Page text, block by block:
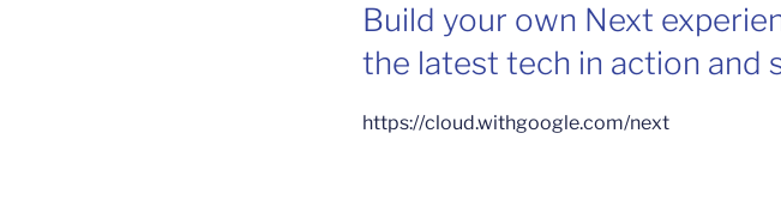
Build your own Next
the latest tech in action and
https://cloud.withgoogle.com/next